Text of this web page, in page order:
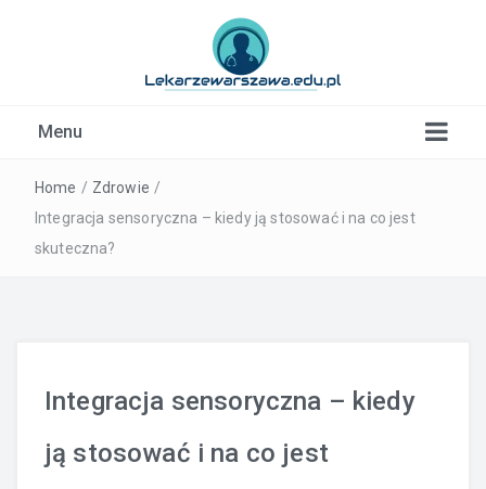
Menu
Home / Zdrowie /
Integracja sensoryczna – kiedy ją stosować i na co jest
skuteczna?
Integracja sensoryczna – kiedy
ją stosować i na co jest